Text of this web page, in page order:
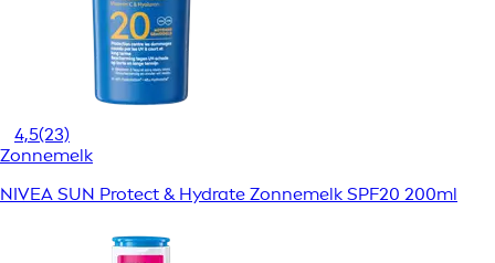
4,5(23)
Zonnemelk
NIVEA SUN Protect & Hydrate Zonnemelk SPF20 200ml